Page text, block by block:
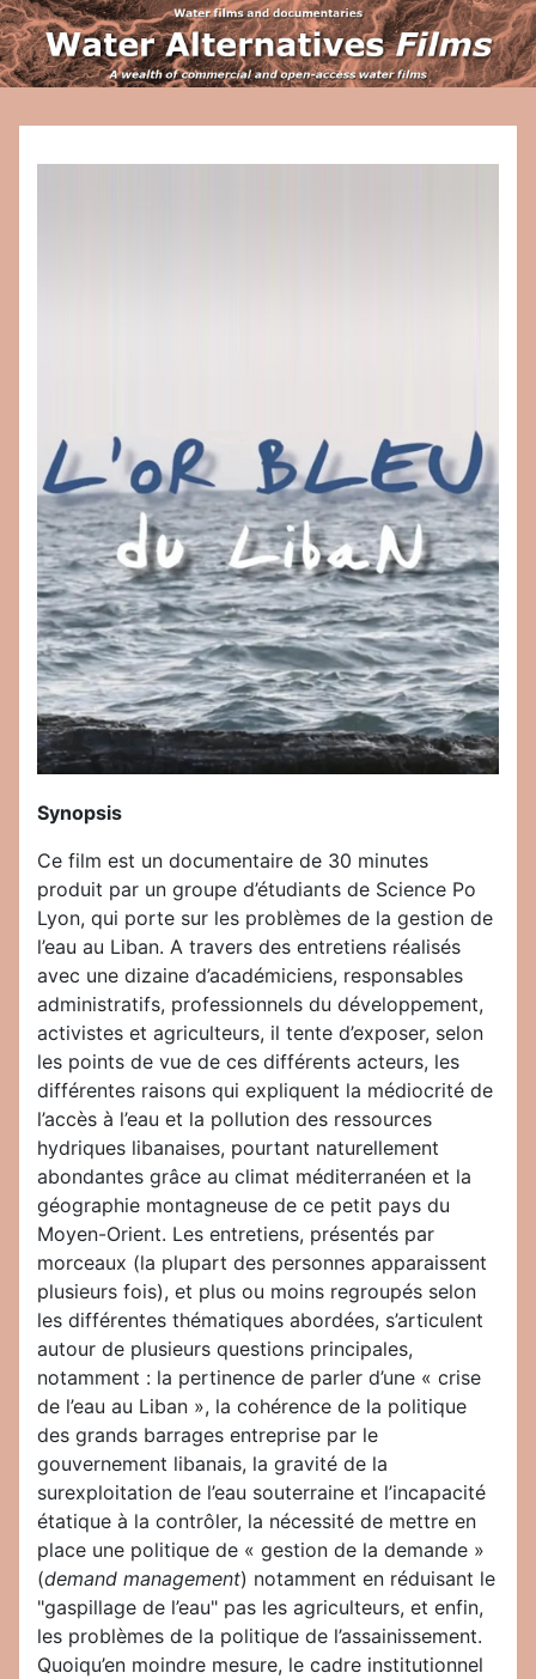
Synopsis
Ce film est un documentaire de 30 minutes
produit par un groupe d’étudiants de Science Po
Lyon, qui porte sur les problèmes de la gestion de
l’eau au Liban. A travers des entretiens réalisés
avec une dizaine d’académiciens, responsables
administratifs, professionnels du développement,
activistes et agriculteurs, il tente d’exposer, selon
les points de vue de ces différents acteurs, les
différentes raisons qui expliquent la médiocrité de
l’accès à l’eau et la pollution des ressources
hydriques libanaises, pourtant naturellement
abondantes grâce au climat méditerranéen et la
géographie montagneuse de ce petit pays du
Moyen-Orient. Les entretiens, présentés par
morceaux (la plupart des personnes apparaissent
plusieurs fois), et plus ou moins regroupés selon
les différentes thématiques abordées, s’articulent
autour de plusieurs questions principales,
notamment : la pertinence de parler d’une « crise
de l’eau au Liban », la cohérence de la politique
des grands barrages entreprise par le
gouvernement libanais, la gravité de la
surexploitation de l’eau souterraine et l’incapacité
étatique à la contrôler, la nécessité de mettre en
place une politique de « gestion de la demande »
(demand management) notamment en réduisant le
"gaspillage de l’eau" pas les agriculteurs, et enfin,
les problèmes de la politique de l’assainissement.
Quoiqu’en moindre mesure, le cadre institutionnel